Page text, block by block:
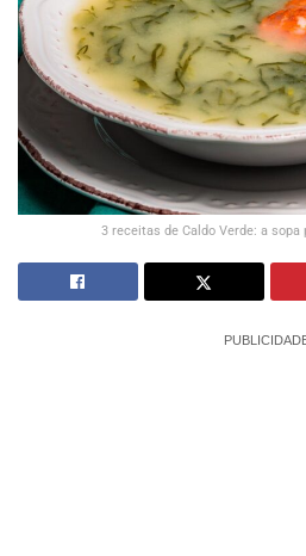
3 receitas de Caldo Verde: a